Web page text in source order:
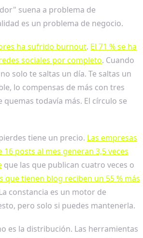
suena a problema de
es un problema de negocio.
ha sufrido burnout. El 71 % se ha
sociales por completo. Cuando
solo te saltas un día. Te saltas un
lo compensas de más con tres
quemas todavía más. El círculo se
tiene un precio. Las empresas
posts al mes generan 3,5 veces
que las que publican cuatro veces o
que tienen blog reciben un 55 % más
constancia es un motor de
pero solo si puedes mantenerla.
es la distribución. Las herramientas